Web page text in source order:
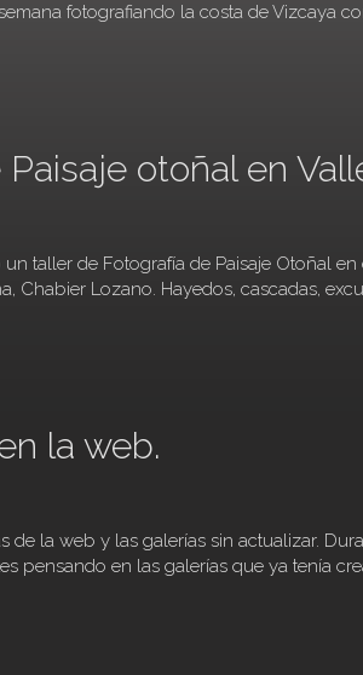
fotografiando la costa de Vizcaya
otoñal en
taller de Fotografía de Paisaje Otoñal
Chabier Lozano. Hayedos, cascadas,
la web.
de la web y las galerías sin actualizar.
pensando en las galerías que ya tenía